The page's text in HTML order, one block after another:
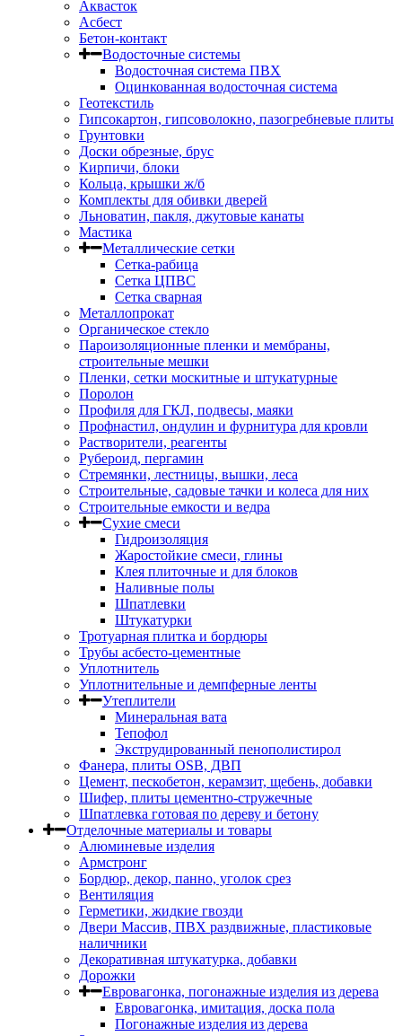
Аквасток
Асбест
Бетон-контакт
Водосточные системы
Водосточная система ПВХ
Оцинкованная водосточная система
Геотекстиль
Гипсокартон, гипсоволокно, пазогребневые плиты
Грунтовки
Доски обрезные, брус
Кирпичи, блоки
Кольца, крышки ж/б
Комплекты для обивки дверей
Льноватин, пакля, джутовые канаты
Мастика
Металлические сетки
Сетка-рабица
Сетка ЦПВС
Сетка сварная
Металлопрокат
Органическое стекло
Пароизоляционные пленки и мембраны,
строительные мешки
Пленки, сетки москитные и штукатурные
Поролон
Профиля для ГКЛ, подвесы, маяки
Профнастил, ондулин и фурнитура для кровли
Растворители, реагенты
Рубероид, пергамин
Стремянки, лестницы, вышки, леса
Строительные, садовые тачки и колеса для них
Строительные емкости и ведра
Сухие смеси
Гидроизоляция
Жаростойкие смеси, глины
Клея плиточные и для блоков
Наливные полы
Шпатлевки
Штукатурки
Тротуарная плитка и бордюры
Трубы асбесто-цементные
Уплотнитель
Уплотнительные и демпферные ленты
Утеплители
Минеральная вата
Тепофол
Экструдированный пенополистирол
Фанера, плиты OSB, ДВП
Цемент, пескобетон, керамзит, щебень, добавки
Шифер, плиты цементно-стружечные
Шпатлевка готовая по дереву и бетону
Отделочные материалы и товары
Алюминевые изделия
Армстронг
Бордюр, декор, панно, уголок срез
Вентиляция
Герметики, жидкие гвозди
Двери Массив, ПВХ раздвижные, пластиковые
наличники
Декоративная штукатурка, добавки
Дорожки
Евровагонка, погонажные изделия из дерева
Евровагонка, имитация, доска пола
Погонажные изделия из дерева